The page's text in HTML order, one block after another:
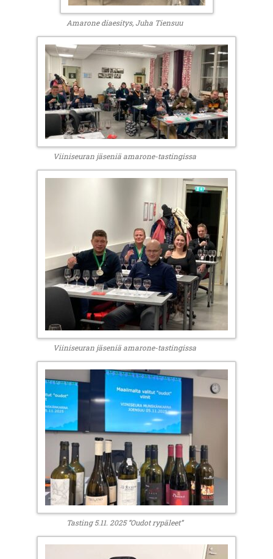
Amarone diaesitys, Juha Tiensuu
Viiniseuran jäseniä amarone-tastingissa
Viiniseuran jäseniä amarone-tastingissa
Tasting 5.11. 2025 ”Oudot rypäleet”